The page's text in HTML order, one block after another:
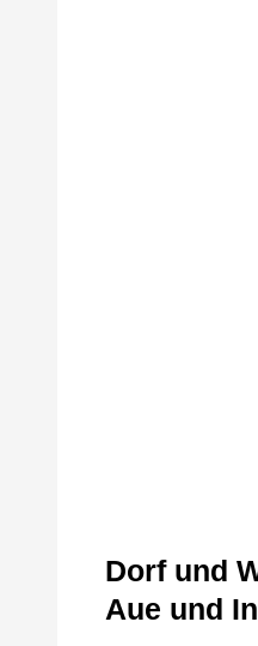
Dorf und
Aue und